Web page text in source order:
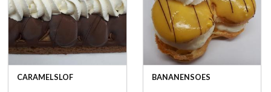
CARAMELSLOF BANANENSOES